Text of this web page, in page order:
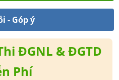
- Góp ý
ĐGNL & ĐGTD
Phí